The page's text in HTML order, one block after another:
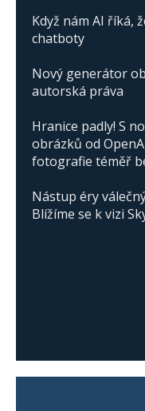
Když nám AI říká,
chatboty
Nový generátor
autorská práva
Hranice padly! S
obrázků od
fotografie téměř
Nástup éry
Blížíme se k vizi